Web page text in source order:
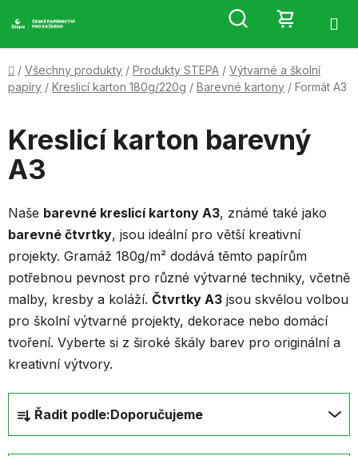
na
Hledat
KOŠÍK
Domů
/ Všechny produkty / Produkty STEPA / Výtvarné a školní
papíry / Kreslicí karton 180g/220g / Barevné kartony / Formát A3
Kreslicí karton barevný
A3
Naše barevné kreslicí kartony A3, známé také jako
barevné čtvrtky, jsou ideální pro větší kreativní
projekty. Gramáž 180g/m² dodává těmto papírům
potřebnou pevnost pro různé výtvarné techniky, včetně
malby, kresby a koláží. Čtvrtky A3 jsou skvělou volbou
pro školní výtvarné projekty, dekorace nebo domácí
tvoření. Vyberte si z široké škály barev pro originální a
kreativní výtvory.
a
z
Řadit podle:Doporučujeme